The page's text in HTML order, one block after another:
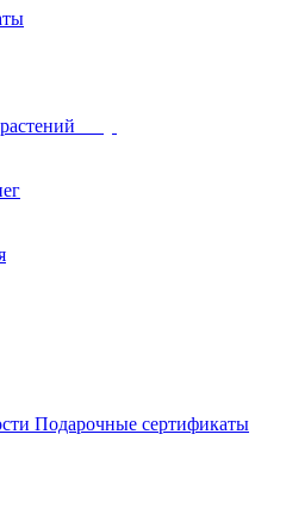
Подарочные сертификаты